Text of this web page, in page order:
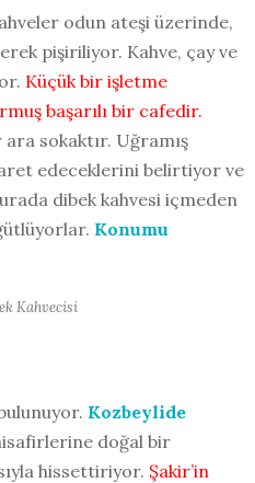
odun ateşi üzerinde,
pişiriliyor. Kahve, çay ve
Küçük bir işletme
başarılı bir cafedir.
sokaktır. Uğramış
edeceklerini belirtiyor ve
dibek kahvesi içmeden
Konumu
Kahvecisi
Kozbeylide
doğal bir
hissettiriyor. Şakir’in